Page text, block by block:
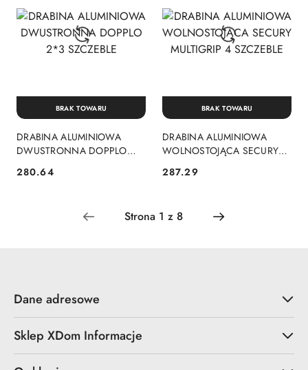
DRABINA ALUMINIOWA
DWUSTRONNA DOPPLO
Cena:
280.64
BRAK TOWARU
DRABINA ALUMINIOWA
WOLNOSTOJĄCA SECURY
Cena:
287.29
BRAK TOWARU
Dane adresowe
Sklep XDom Informacje